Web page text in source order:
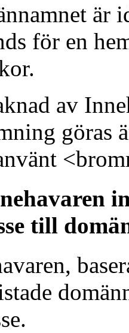
är
för en
av
göras
till